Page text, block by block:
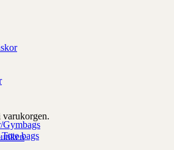
Gymbags
bags